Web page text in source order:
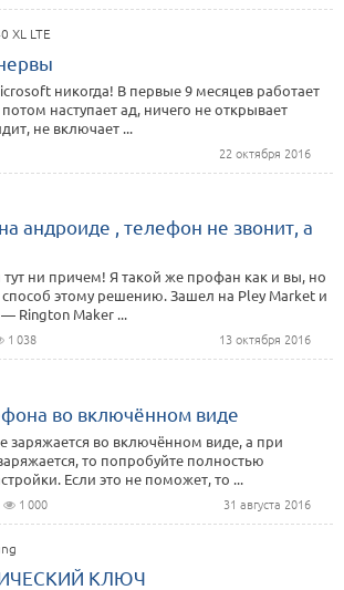
XL LTE
никогда! В первые 9 месяцев работает
наступает ад, ничего не открывает
не включает ...
22 октября 2016
андроиде , телефон не звонит, а
ни причем! Я такой же профан как и вы, но
этому решению. Зашел на Pley Market и
Rington Maker ...
13 октября 2016
1 038
во включённом виде
заряжается во включённом виде, а при
то попробуйте полностью
Если это не поможет, то ...
31 августа 2016
1 000
КЛЮЧ